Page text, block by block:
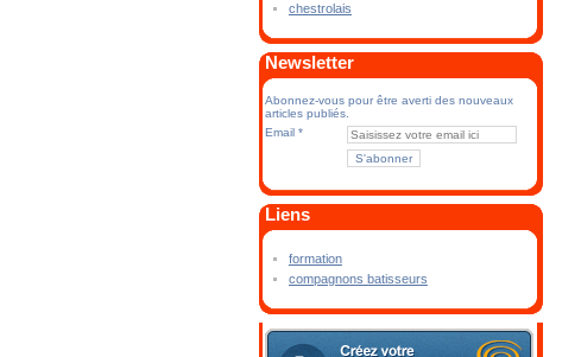
chestrolais
Newsletter
Abonnez-vous pour être averti des nouveaux
articles publiés.
Email
Liens
formation
compagnons batisseurs